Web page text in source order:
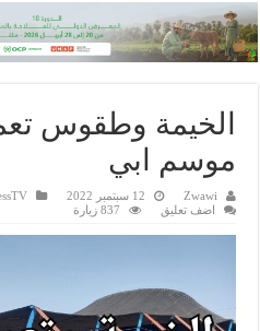
الخيمة وطقوس
موسم ابي
Zwawi 12 سبتمبر 2022
اضف تعليق
837 زيارة